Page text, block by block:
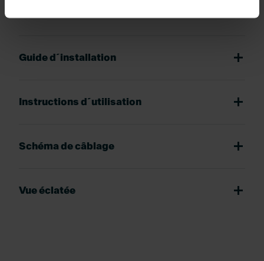
Guide d´installation
Instructions d´utilisation
Schéma de câblage
Vue éclatée